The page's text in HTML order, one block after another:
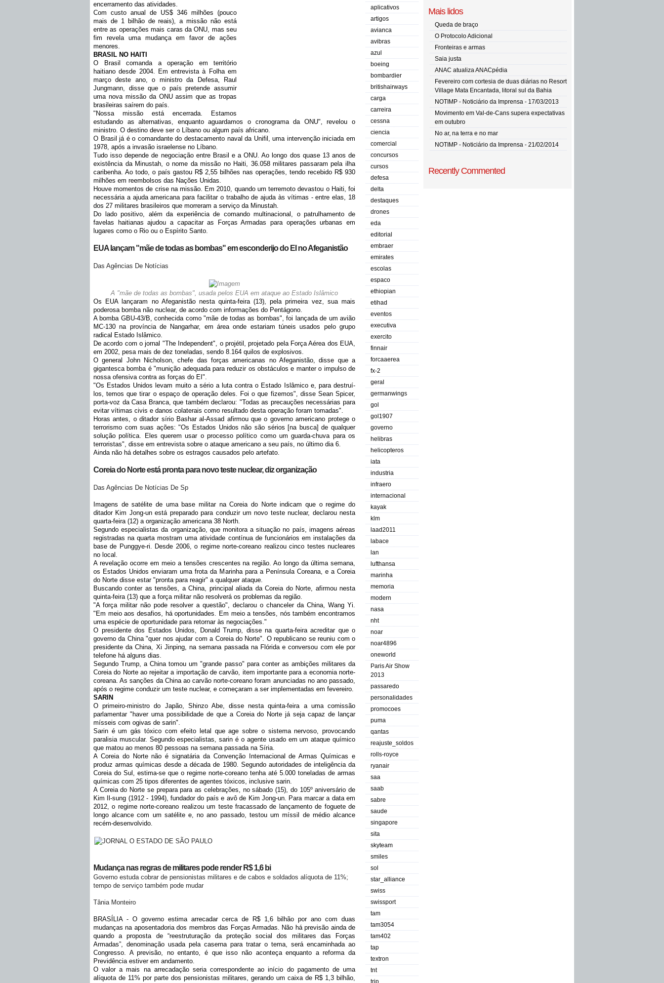
encerramento das atividades.
Com custo anual de US$ 346 milhões (pouco
mais de 1 bilhão de reais), a missão não está
entre as operações mais caras da ONU, mas seu
fim revela uma mudança em favor de ações
menores.
BRASIL NO HAITI
O Brasil comanda a operação em território
haitiano desde 2004. Em entrevista à Folha em
março deste ano, o ministro da Defesa, Raul
Jungmann, disse que o país pretende assumir
uma nova missão da ONU assim que as tropas
brasileiras saírem do país.
"Nossa missão está encerrada. Estamos
estudando as alternativas, enquanto aguardamos o cronograma da ONU", revelou o
ministro. O destino deve ser o Líbano ou algum país africano.
O Brasil já é o comandante do destacamento naval da Unifil, uma intervenção iniciada em
1978, após a invasão israelense no Líbano.
Tudo isso depende de negociação entre Brasil e a ONU. Ao longo dos quase 13 anos de
existência da Minustah, o nome da missão no Haiti, 36.058 militares passaram pela ilha
caribenha. Ao todo, o país gastou R$ 2,55 bilhões nas operações, tendo recebido R$ 930
milhões em reembolsos das Nações Unidas.
Houve momentos de crise na missão. Em 2010, quando um terremoto devastou o Haiti, foi
necessária a ajuda americana para facilitar o trabalho de ajuda às vítimas - entre elas, 18
dos 27 militares brasileiros que morreram a serviço da Minustah.
Do lado positivo, além da experiência de comando multinacional, o patrulhamento de
favelas haitianas ajudou a capacitar as Forças Armadas para operações urbanas em
lugares como o Rio ou o Espírito Santo.
EUA lançam "mãe de todas as bombas" em esconderijo do EI no Afeganistão
Das Agências De Notícias
A "mãe de todas as bombas", usada pelos EUA em ataque ao Estado Islâmico
Os EUA lançaram no Afeganistão nesta quinta-feira (13), pela primeira vez, sua mais
poderosa bomba não nuclear, de acordo com informações do Pentágono.
A bomba GBU-43/B, conhecida como "mãe de todas as bombas", foi lançada de um avião
MC-130 na província de Nangarhar, em área onde estariam túneis usados pelo grupo
radical Estado Islâmico.
De acordo com o jornal "The Independent", o projétil, projetado pela Força Aérea dos EUA,
em 2002, pesa mais de dez toneladas, sendo 8.164 quilos de explosivos.
O general John Nicholson, chefe das forças americanas no Afeganistão, disse que a
gigantesca bomba é "munição adequada para reduzir os obstáculos e manter o impulso de
nossa ofensiva contra as forças do EI".
"Os Estados Unidos levam muito a sério a luta contra o Estado Islâmico e, para destruí-
los, temos que tirar o espaço de operação deles. Foi o que fizemos", disse Sean Spicer,
porta-voz da Casa Branca, que também declarou: "Todas as precauções necessárias para
evitar vítimas civis e danos colaterais como resultado desta operação foram tomadas".
Horas antes, o ditador sírio Bashar al-Assad afirmou que o governo americano protege o
terrorismo com suas ações: "Os Estados Unidos não são sérios [na busca] de qualquer
solução política. Eles querem usar o processo político como um guarda-chuva para os
terroristas", disse em entrevista sobre o ataque americano a seu país, no último dia 6.
Ainda não há detalhes sobre os estragos causados pelo artefato.
Coreia do Norte está pronta para novo teste nuclear, diz organização
Das Agências De Notícias De Sp
Imagens de satélite de uma base militar na Coreia do Norte indicam que o regime do
ditador Kim Jong-un está preparado para conduzir um novo teste nuclear, declarou nesta
quarta-feira (12) a organização americana 38 North.
Segundo especialistas da organização, que monitora a situação no país, imagens aéreas
registradas na quarta mostram uma atividade contínua de funcionários em instalações da
base de Punggye-ri. Desde 2006, o regime norte-coreano realizou cinco testes nucleares
no local.
A revelação ocorre em meio a tensões crescentes na região. Ao longo da última semana,
os Estados Unidos enviaram uma frota da Marinha para a Península Coreana, e a Coreia
do Norte disse estar "pronta para reagir" a qualquer ataque.
Buscando conter as tensões, a China, principal aliada da Coreia do Norte, afirmou nesta
quinta-feira (13) que a força militar não resolverá os problemas da região.
"A força militar não pode resolver a questão", declarou o chanceler da China, Wang Yi.
"Em meio aos desafios, há oportunidades. Em meio a tensões, nós também encontramos
uma espécie de oportunidade para retornar às negociações."
O presidente dos Estados Unidos, Donald Trump, disse na quarta-feira acreditar que o
governo da China "quer nos ajudar com a Coreia do Norte". O republicano se reuniu com o
presidente da China, Xi Jinping, na semana passada na Flórida e conversou com ele por
telefone há alguns dias.
Segundo Trump, a China tomou um "grande passo" para conter as ambições militares da
Coreia do Norte ao rejeitar a importação de carvão, item importante para a economia norte-
coreana. As sanções da China ao carvão norte-coreano foram anunciadas no ano passado,
após o regime conduzir um teste nuclear, e começaram a ser implementadas em fevereiro.
SARIN
O primeiro-ministro do Japão, Shinzo Abe, disse nesta quinta-feira a uma comissão
parlamentar "haver uma possibilidade de que a Coreia do Norte já seja capaz de lançar
mísseis com ogivas de sarin".
Sarin é um gás tóxico com efeito letal que age sobre o sistema nervoso, provocando
paralisia muscular. Segundo especialistas, sarin é o agente usado em um ataque químico
que matou ao menos 80 pessoas na semana passada na Síria.
A Coreia do Norte não é signatária da Convenção Internacional de Armas Químicas e
produz armas químicas desde a década de 1980. Segundo autoridades de inteligência da
Coreia do Sul, estima-se que o regime norte-coreano tenha até 5.000 toneladas de armas
químicas com 25 tipos diferentes de agentes tóxicos, inclusive sarin.
A Coreia do Norte se prepara para as celebrações, no sábado (15), do 105º aniversário de
Kim Il-sung (1912 - 1994), fundador do país e avô de Kim Jong-un. Para marcar a data em
2012, o regime norte-coreano realizou um teste fracassado de lançamento de foguete de
longo alcance com um satélite e, no ano passado, testou um míssil de médio alcance
recém-desenvolvido.
Mudança nas regras de militares pode render R$ 1,6 bi
Governo estuda cobrar de pensionistas militares e de cabos e soldados alíquota de 11%;
tempo de serviço também pode mudar
Tânia Monteiro
BRASÍLIA - O governo estima arrecadar cerca de R$ 1,6 bilhão por ano com duas
mudanças na aposentadoria dos membros das Forças Armadas. Não há previsão ainda de
quando a proposta de “reestruturação da proteção social dos militares das Forças
Armadas”, denominação usada pela caserna para tratar o tema, será encaminhada ao
Congresso. A previsão, no entanto, é que isso não aconteça enquanto a reforma da
Previdência estiver em andamento.
O valor a mais na arrecadação seria correspondente ao início do pagamento de uma
alíquota de 11% por parte dos pensionistas militares, gerando um caixa de R$ 1,3 bilhão,
aplicativos
artigos
avianca
avibras
azul
boeing
bombardier
britishairways
carga
carreira
cessna
ciencia
comercial
concursos
cursos
defesa
delta
destaques
drones
eda
editorial
embraer
emirates
escolas
espaco
ethiopian
etihad
eventos
executiva
exercito
finnair
forcaaerea
fx-2
geral
germanwings
gol
gol1907
governo
helibras
helicopteros
iata
industria
infraero
internacional
kayak
klm
laad2011
labace
lan
lufthansa
marinha
memoria
modern
nasa
nht
noar
noar4896
oneworld
Paris Air Show
2013
passaredo
personalidades
promocoes
puma
qantas
reajuste_soldos
rolls-royce
ryanair
saa
saab
sabre
saude
singapore
sita
skyteam
smiles
sol
star_alliance
swiss
swissport
tam
tam3054
tam402
tap
textron
tnt
trip
Mais lidos
Queda de braço
O Protocolo Adicional
Fronteiras e armas
Saia justa
ANAC atualiza ANACpédia
Fevereiro com cortesia de duas diárias no Resort
Village Mata Encantada, litoral sul da Bahia
NOTIMP - Noticiário da Imprensa - 17/03/2013
Movimento em Val-de-Cans supera expectativas
em outubro
No ar, na terra e no mar
NOTIMP - Noticiário da Imprensa - 21/02/2014
Recently Commented